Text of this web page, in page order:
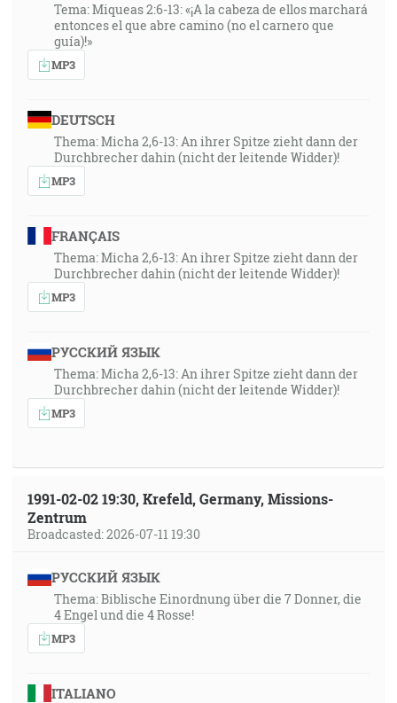
Tema: Miqueas 2:6-13: «¡A la cabeza de ellos marchará
entonces el que abre camino (no el carnero que
guía)!»
MP3
DEUTSCH
Thema: Micha 2,6-13: An ihrer Spitze zieht dann der
Durchbrecher dahin (nicht der leitende Widder)!
MP3
FRANÇAIS
Thema: Micha 2,6-13: An ihrer Spitze zieht dann der
Durchbrecher dahin (nicht der leitende Widder)!
MP3
РУССКИЙ ЯЗЫК
Thema: Micha 2,6-13: An ihrer Spitze zieht dann der
Durchbrecher dahin (nicht der leitende Widder)!
MP3
1991-02-02 19:30, Krefeld, Germany, Missions-
Zentrum
Broadcasted: 2026-07-11 19:30
РУССКИЙ ЯЗЫК
Thema: Biblische Einordnung über die 7 Donner, die
4 Engel und die 4 Rosse!
MP3
ITALIANO